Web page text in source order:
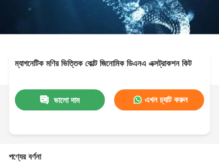
ম্যাগনেটিক মণির ভিত্তিক কোল্ট জিনোমিক ডিএনএ এক্সট্রাকশন কিট
ভালো দাম এখন চ্যাট করুন
পণ্যের বর্ণনা